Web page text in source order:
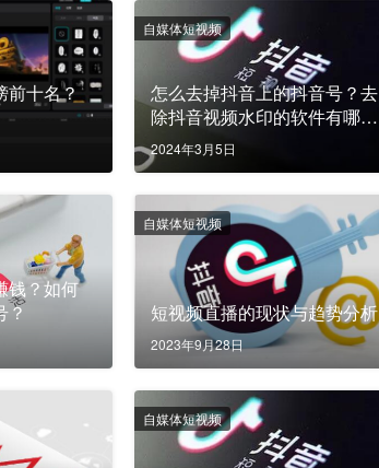
前十名？
怎么去掉抖音上的抖音号？去
除抖音视频水印的软件有哪
些？
2024年3月5日
自媒体短视频
钱？如何
？
短视频直播的现状与趋势分析
2023年9月28日
自媒体短视频
自媒体短视频